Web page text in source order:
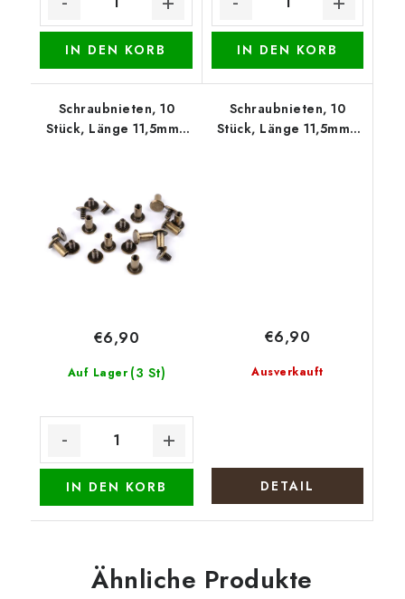
IN DEN KORB IN DEN KORB
Schraubnieten, 10
Stück, Länge 11,5mm -
Auf Lager (3 St)
€6,90
IN DEN KORB
Schraubnieten, 10
Stück, Länge 11,5mm -
Ausverkauft
€6,90
DETAIL
Ähnliche Produkte